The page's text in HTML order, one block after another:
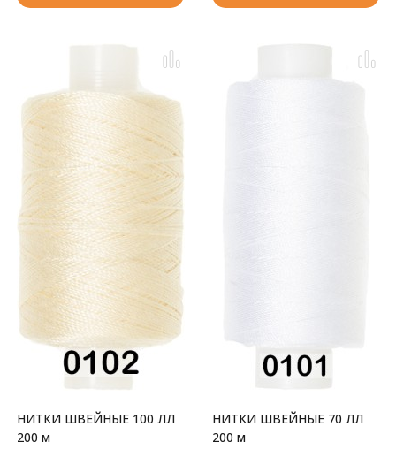
НИТКИ ШВЕЙНЫЕ 100 ЛЛ
200 м
НИТКИ ШВЕЙНЫЕ 70 ЛЛ
200 м